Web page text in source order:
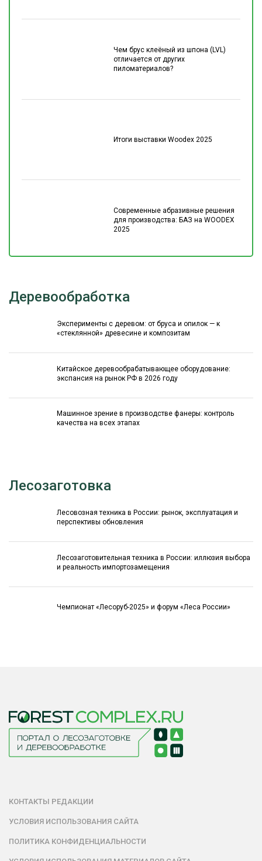
Чем брус клеёный из шпона (LVL)
отличается от других
пиломатериалов?
Итоги выставки Woodex 2025
Современные абразивные решения
для производства: БАЗ на WOODEX
2025
Деревообработка
Эксперименты с деревом: от бруса и опилок — к
«стеклянной» древесине и композитам
Китайское деревообрабатывающее оборудование:
экспансия на рынок РФ в 2026 году
Машинное зрение в производстве фанеры: контроль
качества на всех этапах
Лесозаготовка
Лесовозная техника в России: рынок, эксплуатация и
перспективы обновления
Лесозаготовительная техника в России: иллюзия выбора
и реальность импортозамещения
Чемпионат «Лесоруб-2025» и форум «Леса России»
КОНТАКТЫ РЕДАКЦИИ
УСЛОВИЯ ИСПОЛЬЗОВАНИЯ САЙТА
ПОЛИТИКА КОНФИДЕНЦИАЛЬНОСТИ